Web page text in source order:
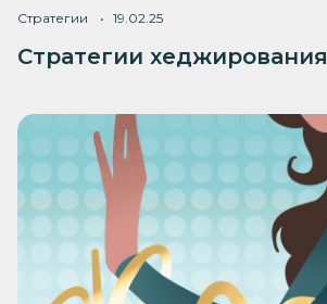
Стратегии 19.02.25
Стратегии хеджирования